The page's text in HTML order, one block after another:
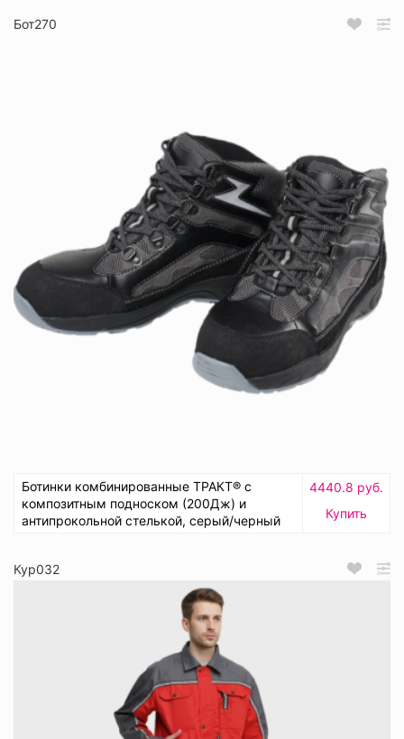
Бот270
Ботинки комбинированные ТРАКТ® с
композитным подноском (200Дж) и
антипрокольной стелькой, серый/черный
4440.8 руб.
Купить
Кур032